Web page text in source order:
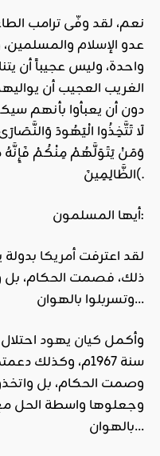
نعم، لقد وفّى ترامب
عدو الإسلام
واحدة، وليس عجيباً أن
الغريب العجيب أن
دون أن يعبأوا بأنهم
لَا تَتَّخِذُوا الْيَهُودَ
وَمَنْ يَتَوَلَّهُمْ مِنْكُمْ فَإِنَّهُ
الظَّالِمِينَ(.
أيها المسلمون:
لقد اعترفتأمريكا
ذلك، فصمت الحكام، بل
وتسربلوا بالهوان…
وأكمل كيان يهود
سنة 1967م، وكذلك
وصمت الحكام، بل
وجعلوها واسطة الحل
بالهوان…